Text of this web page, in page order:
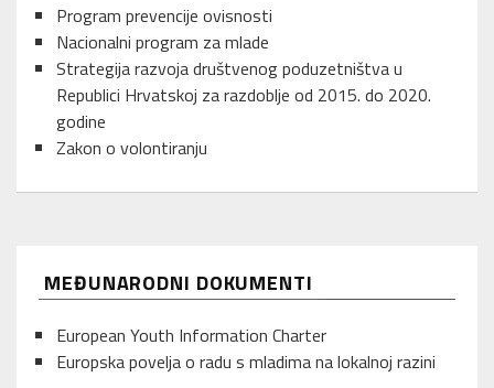
Program prevencije ovisnosti
Nacionalni program za mlade
Strategija razvoja društvenog poduzetništva u
Republici Hrvatskoj za razdoblje od 2015. do 2020.
godine
Zakon o volontiranju
MEĐUNARODNI DOKUMENTI
European Youth Information Charter
Europska povelja o radu s mladima na lokalnoj razini